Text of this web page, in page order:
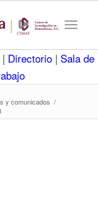
| Directorio | Sala de
y comunicados /